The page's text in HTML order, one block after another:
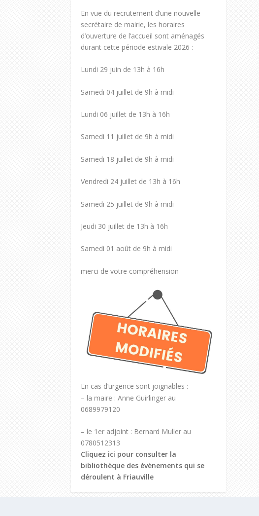
En vue du recrutement d’une nouvelle
secrétaire de mairie, les horaires
d’ouverture de l’accueil sont aménagés
durant cette période estivale 2026 :
Lundi 29 juin de 13h à 16h
Samedi 04 juillet de 9h à midi
Lundi 06 juillet de 13h à 16h
Samedi 11 juillet de 9h à midi
Samedi 18 juillet de 9h à midi
Vendredi 24 juillet de 13h à 16h
Samedi 25 juillet de 9h à midi
Jeudi 30 juillet de 13h à 16h
Samedi 01 août de 9h à midi
merci de votre compréhension
En cas d’urgence sont joignables :
– la maire : Anne Guirlinger au
0689979120
– le 1er adjoint : Bernard Muller au
0780512313
Cliquez ici pour consulter la
bibliothèque des évènements qui se
déroulent à Friauville